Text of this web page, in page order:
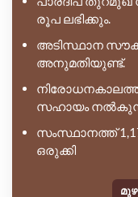
രൂപ ലഭിക്കും.
അടിസ്ഥാന
അനുമതിയുണ്ട്.
സഹായം
സംസ്ഥാനത്ത്
ഒരുക്കി